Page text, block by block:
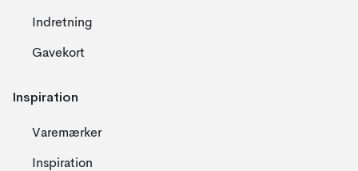
Indretning
Gavekort
Inspiration
Varemærker
Inspiration